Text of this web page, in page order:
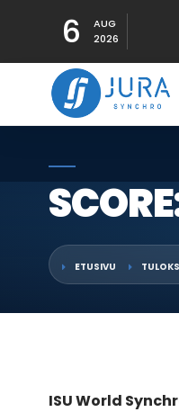
6
AUG
2026
ETUSIVU
ISU World